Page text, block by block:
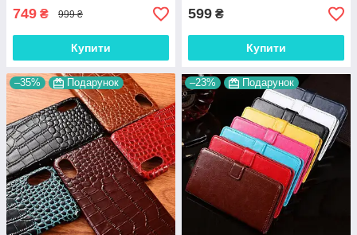
749 ₴ 999 ₴
Купити
599 ₴
Купити
–35% Подарунок –23% Подарунок